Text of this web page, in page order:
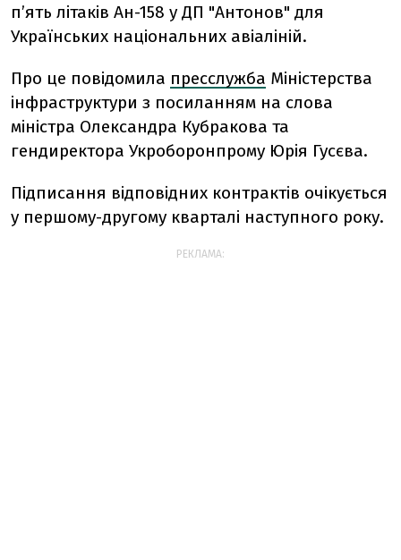
п’ять літаків Ан-158 у ДП "Антонов" для
Українських національних авіаліній.
Про це повідомила пресслужба Міністерства
інфраструктури з посиланням на слова
міністра Олександра Кубракова та
гендиректора Укроборонпрому Юрія Гусєва.
Підписання відповідних контрактів очікується
у першому-другому кварталі наступного року.
РЕКЛАМА: